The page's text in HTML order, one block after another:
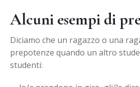
Alcuni esempi di
Diciamo che un ragazzo o una
prepotenze quando un altro
studenti: